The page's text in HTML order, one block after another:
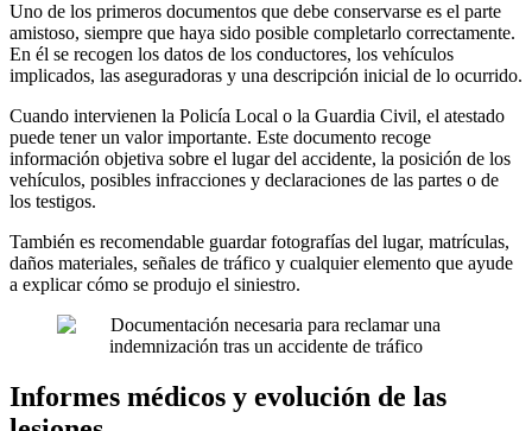
Uno de los primeros documentos que debe conservarse es el parte
amistoso, siempre que haya sido posible completarlo correctamente.
En él se recogen los datos de los conductores, los vehículos
implicados, las aseguradoras y una descripción inicial de lo ocurrido.
Cuando intervienen la Policía Local o la Guardia Civil, el atestado
puede tener un valor importante. Este documento recoge
información objetiva sobre el lugar del accidente, la posición de los
vehículos, posibles infracciones y declaraciones de las partes o de
los testigos.
También es recomendable guardar fotografías del lugar, matrículas,
daños materiales, señales de tráfico y cualquier elemento que ayude
a explicar cómo se produjo el siniestro.
Informes médicos y evolución de las